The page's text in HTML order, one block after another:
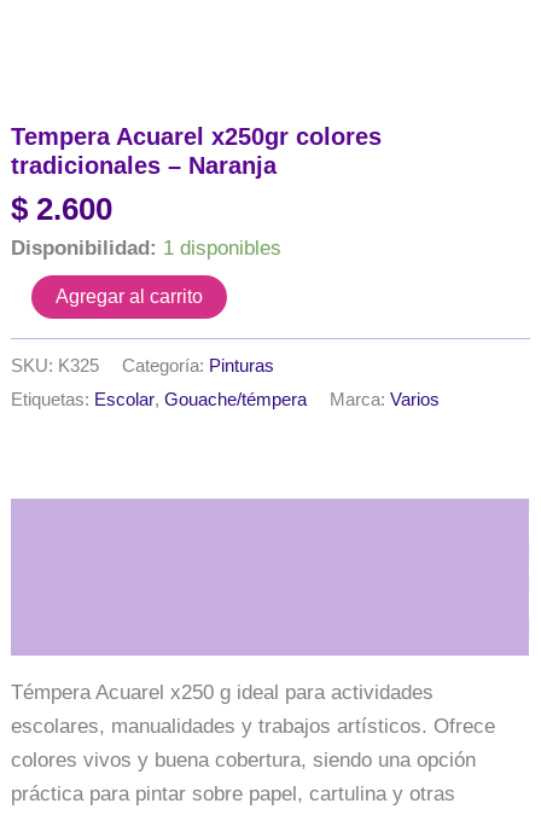
Tempera Acuarel x250gr colores
tradicionales – Naranja
$ 2.600
Disponibilidad: 1 disponibles
Tempera
Acuarel
x250gr
colores
-
Agregar al carrito
SKU: K325 Categoría: Pinturas
Etiquetas: Escolar,Gouache/témpera Marca:Varios
Témpera Acuarel x250 g ideal para actividades
escolares, manualidades y trabajos artísticos. Ofrece
colores vivos y buena cobertura, siendo una opción
práctica para pintar sobre papel, cartulina y otras